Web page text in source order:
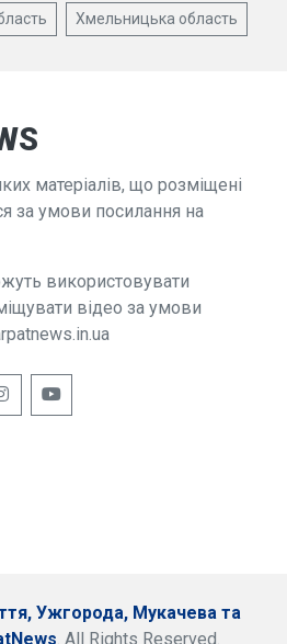
Хмельницька область
матеріалів, що розміщені
за умови посилання на
використовувати
відео за умови
Ужгорода, Мукачева та
. All Rights Reserved.